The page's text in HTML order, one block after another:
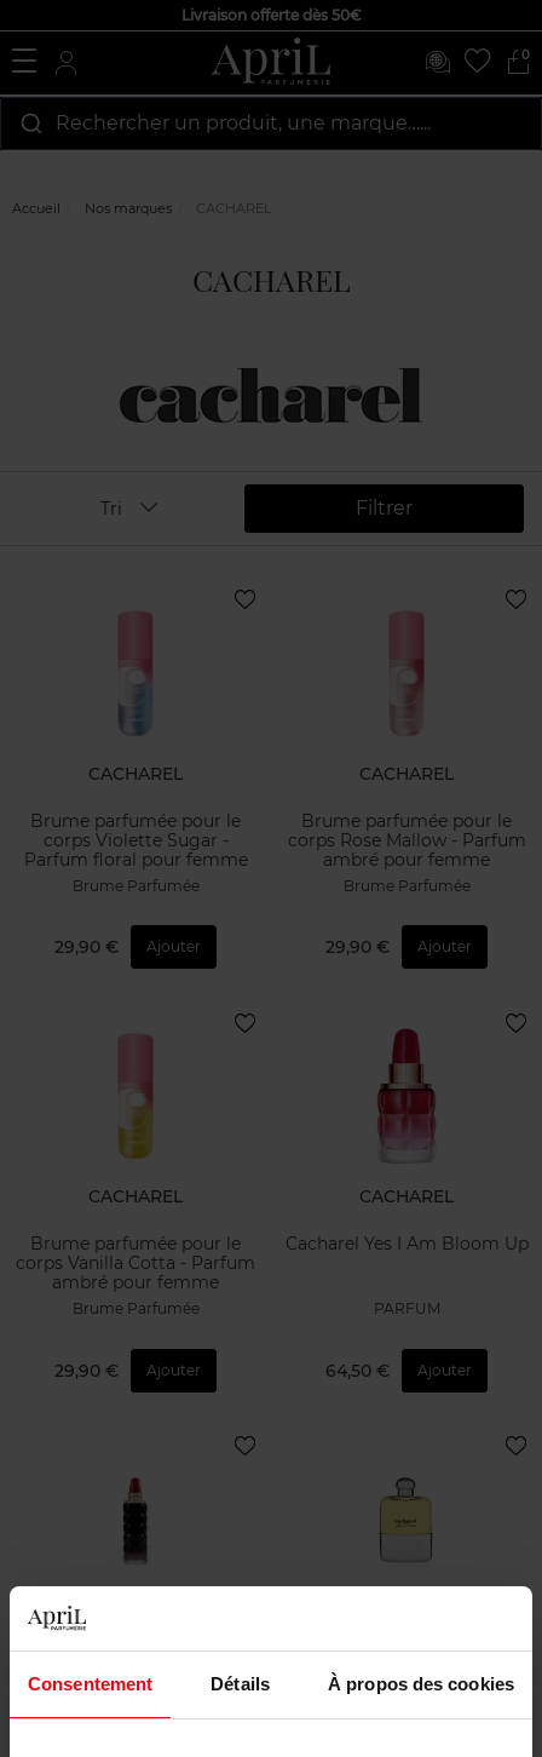
Consentement Détails À propos des cookies
Livraison offerte dès 50€
0
Rechercher un produit, une marque…...
Accueil Nos marques CACHAREL
CACHAREL
Filtrer
Tri
CACHAREL
Brume parfumée pour le
corps Violette Sugar -
Parfum floral pour femme
Brume Parfumée
29,90 € Ajouter
CACHAREL
Brume parfumée pour le
corps Rose Mallow - Parfum
ambré pour femme
Brume Parfumée
29,90 € Ajouter
CACHAREL
Brume parfumée pour le
corps Vanilla Cotta - Parfum
ambré pour femme
Brume Parfumée
29,90 € Ajouter
CACHAREL
Cacharel Yes I Am Bloom Up
PARFUM
64,50 € Ajouter